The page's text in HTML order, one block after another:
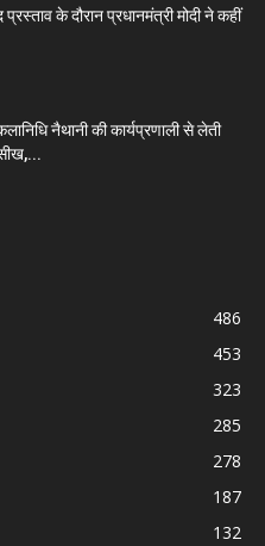
के दौरान प्रधानमंत्री मोदी ने कहीं
नैथानी की कार्यप्रणाली से लेती
486
453
323
285
278
187
132